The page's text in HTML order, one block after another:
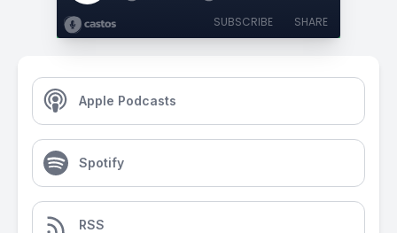
SUBSCRIBE SHARE
Apple Podcasts
Spotify
RSS